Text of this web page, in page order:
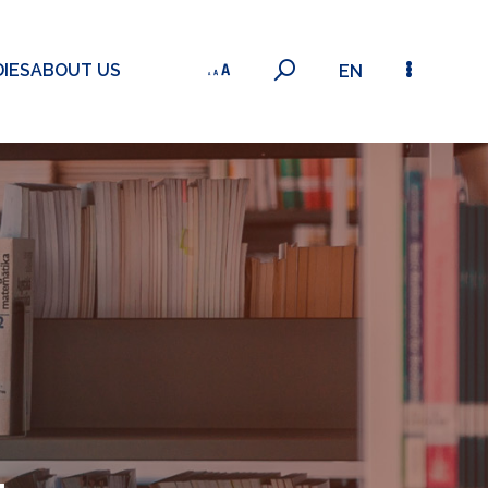
ABOUT US EN